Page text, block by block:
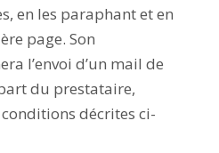
en les paraphant et en
page. Son
l’envoi d’un mail de
du prestataire,
décrites ci-